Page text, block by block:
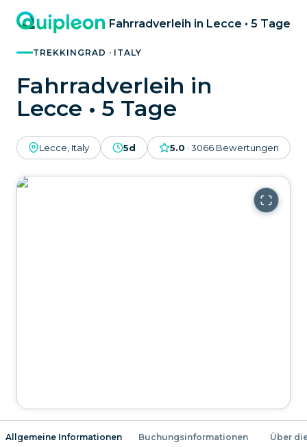
Fahrradverleih in Lecce • 5 Tage
TREKKINGRAD · ITALY
Fahrradverleih in
Lecce • 5 Tage
Lecce, Italy 5d 5.0 · 3066 Bewertungen
Allgemeine Informationen Buchungsinformationen Über